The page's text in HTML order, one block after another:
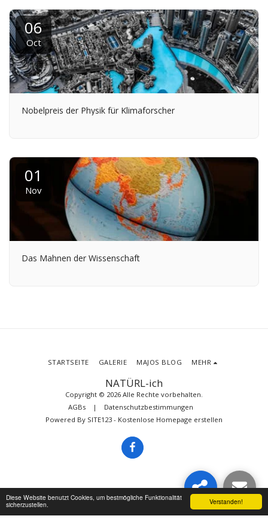
Verstanden!
Diese Website benutzt Cookies, um bestmögliche Funktionalität
sicherzustellen.
06
Oct
Nobelpreis der Physik für Klimaforscher
01
Nov
Das Mahnen der Wissenschaft
NATÜRL-ich
Copyright © 2026 Alle Rechte vorbehalten.
AGBs| Datenschutzbestimmungen
Powered By SITE123 - Kostenlose Homepage erstellen
STARTSEITE GALERIE MAJOS BLOG MEHR